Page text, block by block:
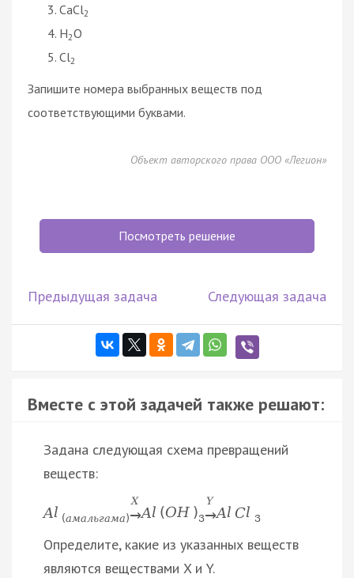
CaCl2
H2O
Cl2
Запишите номера выбранных веществ под
соответствующими буквами.
Объект авторского права ООО «Легион»
Посмотреть решение
Предыдущая задача Следующая задача
Вместе с этой задачей также решают:
Задана следующая схема превращений
веществ:
Al (амальгама)
X
→Al (OH )3
Y
→Al Cl 3
Определите, какие из указанных веществ
являются веществами X и Y.